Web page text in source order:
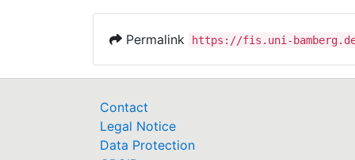
Permalink https://fis.uni-
Contact
Legal Notice
Data Protection